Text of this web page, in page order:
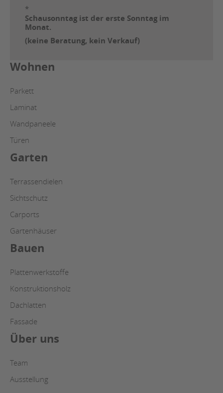
*
Schausonntag ist der erste Sonntag im
Monat.
(keine Beratung, kein Verkauf)
Wohnen
Parkett
Laminat
Wandpaneele
Türen
Garten
Terrassendielen
Sichtschutz
Carports
Gartenhäuser
Bauen
Plattenwerkstoffe
Konstruktionsholz
Dachlatten
Fassade
Über uns
Team
Ausstellung